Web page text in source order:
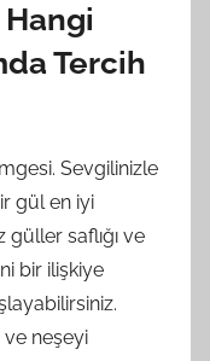
Tercih
Sevgilinizle
gül en iyi
saflığı ve
bir ilişkiye
ve neşeyi